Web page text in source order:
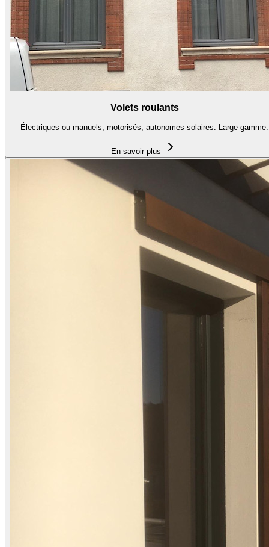
Volets roulants
Électriques ou manuels, motorisés, autonomes solaires. Large gamme.
En savoir plus